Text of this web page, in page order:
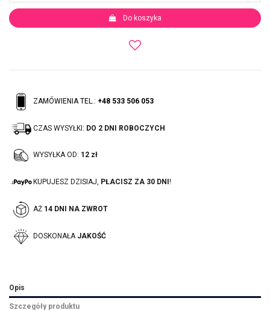
Do koszyka
ZAMÓWIENIA TEL.: +48 533 506 053
CZAS WYSYŁKI: DO 2 DNI ROBOCZYCH
WYSYŁKA OD: 12 zł
KUPUJESZ DZISIAJ, PŁACISZ ZA 30 DNI !
AŻ 14 DNI NA ZWROT
DOSKONAŁA JAKOŚĆ
Opis
Szczegóły produktu